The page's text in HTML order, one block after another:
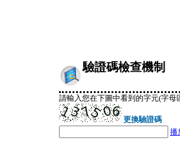
驗證碼檢查機制
請輸入您在下圖中看到的字元(字母
更換驗證碼
播